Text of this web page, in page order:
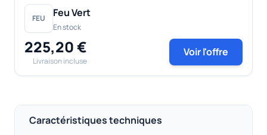
FEU Feu Vert
En stock
225,20 €
Livraison incluse
Voir l'offre
Caractéristiques techniques